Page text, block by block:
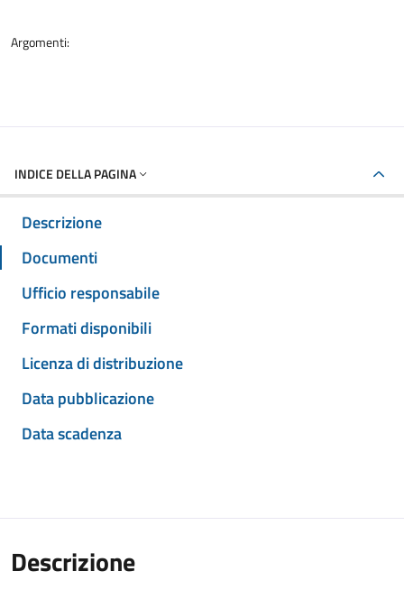
Argomenti:
INDICE DELLA PAGINA
Descrizione
Documenti
Ufficio responsabile
Formati disponibili
Licenza di distribuzione
Data pubblicazione
Data scadenza
Descrizione